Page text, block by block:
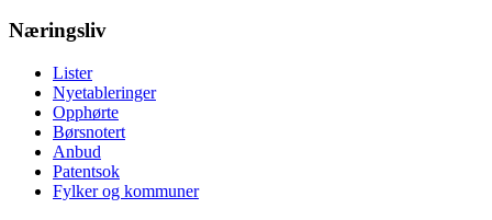
Næringsliv
Lister
Nyetableringer
Opphørte
Børsnotert
Anbud
Patentsok
Fylker og kommuner